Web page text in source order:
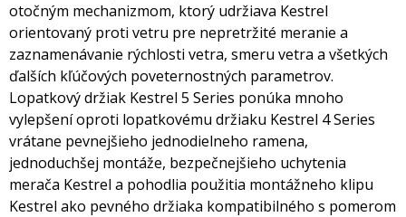
otočným mechanizmom, ktorý udržiava Kestrel
orientovaný proti vetru pre nepretržité meranie a
zaznamenávanie rýchlosti vetra, smeru vetra a všetkých
ďalších kľúčových poveternostných parametrov.
Lopatkový držiak Kestrel 5 Series ponúka mnoho
vylepšení oproti lopatkovému držiaku Kestrel 4 Series
vrátane pevnejšieho jednodielneho ramena,
jednoduchšej montáže, bezpečnejšieho uchytenia
merača Kestrel a pohodlia použitia montážneho klipu
Kestrel ako pevného držiaka kompatibilného s pomerom